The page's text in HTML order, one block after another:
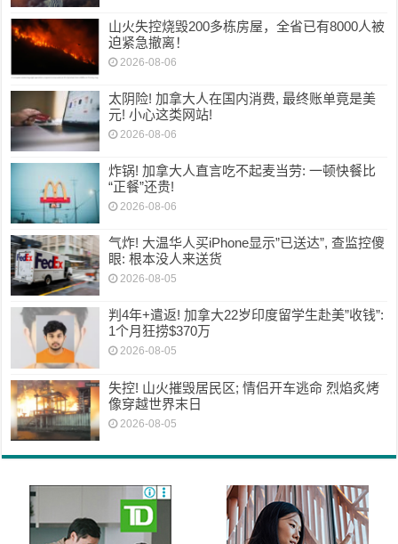
山火失控烧毁200多栋房屋，全省已有8000人被
迫紧急撤离！
2026-08-06
太阴险! 加拿大人在国内消费, 最终账单竟是美
元! 小心这类网站!
2026-08-06
炸锅! 加拿大人直言吃不起麦当劳: 一顿快餐比
“正餐”还贵!
2026-08-06
气炸! 大温华人买iPhone显示”已送达”, 查监控傻
眼: 根本没人来送货
2026-08-05
判4年+遣返! 加拿大22岁印度留学生赴美”收钱”:
1个月狂捞$370万
2026-08-05
失控! 山火摧毁居民区; 情侣开车逃命 烈焰炙烤
像穿越世界末日
2026-08-05